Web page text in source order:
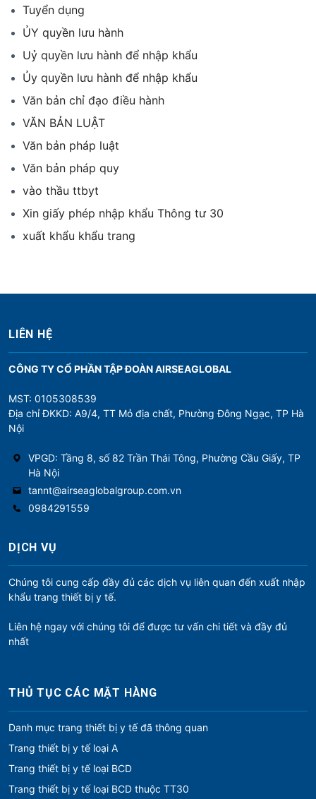
Tuyển dụng
ỦY quyền lưu hành
Uỷ quyền lưu hành để nhập khẩu
Ủy quyền lưu hành để nhập khẩu
Văn bản chỉ đạo điều hành
VĂN BẢN LUẬT
Văn bản pháp luật
Văn bản pháp quy
vào thầu ttbyt
Xin giấy phép nhập khẩu Thông tư 30
xuất khẩu khẩu trang
LIÊN HỆ
CÔNG TY CỔ PHẦN TẬP ĐOÀN AIRSEAGLOBAL
MST: 0105308539
Địa chỉ ĐKKD: A9/4, TT Mỏ địa chất, Phường Đông Ngạc, TP Hà
Nội
VPGD: Tầng 8, số 82 Trần Thái Tông, Phường Cầu Giấy, TP
Hà Nội
tannt@airseaglobalgroup.com.vn
0984291559
DỊCH VỤ
Chúng tôi cung cấp đầy đủ các dịch vụ liên quan đến xuất nhập
khẩu trang thiết bị y tế.
Liên hệ ngay với chúng tôi để được tư vấn chi tiết và đầy đủ
nhất
THỦ TỤC CÁC MẶT HÀNG
Danh mục trang thiết bị y tế đã thông quan
Trang thiết bị y tế loại A
Trang thiết bị y tế loại BCD
Trang thiết bị y tế loại BCD thuộc TT30